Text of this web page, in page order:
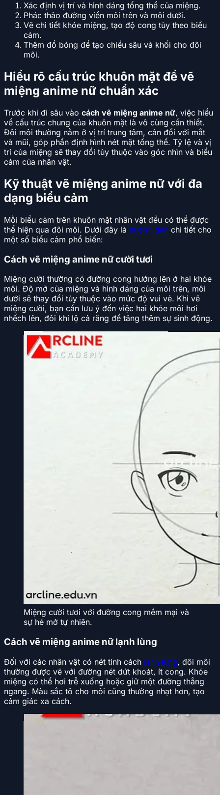
Xác định vị trí và hình dáng tổng thể của miệng.
Phác thảo đường viền môi trên và môi dưới.
Vẽ chi tiết khóe miệng, tạo độ cong tùy theo biểu
cảm.
Thêm đổ bóng để tạo chiều sâu và khối cho đôi
môi.
Hiểu rõ cấu trúc khuôn mặt để vẽ
miệng anime nữ chuẩn xác
Trước khi đi sâu vào cách vẽ miệng anime nữ, việc hiểu
về cấu trúc chung của khuôn mặt là vô cùng cần thiết.
Đôi môi thường nằm ở vị trí trung tâm, cân đối với mắt
và mũi, góp phần định hình nét mặt tổng thể. Tỷ lệ và vị
trí của miệng sẽ thay đổi tùy thuộc vào góc nhìn và biểu
cảm của nhân vật.
Kỹ thuật vẽ miệng anime nữ với đa
dạng biểu cảm
Mỗi biểu cảm trên khuôn mặt nhân vật đều có thể được
thể hiện qua đôi môi. Dưới đây là hướng dẫn chi tiết cho
một số biểu cảm phổ biến:
Cách vẽ miệng anime nữ cười tươi
Miệng cười thường có đường cong hướng lên ở hai khóe
môi. Độ mở của miệng và hình dáng của môi trên, môi
dưới sẽ thay đổi tùy thuộc vào mức độ vui vẻ. Khi vẽ
miệng cười, bạn cần lưu ý đến việc hai khóe môi hơi
nhếch lên, đôi khi lộ cả răng để tăng thêm sự sinh động.
Miệng cười tươi với đường cong mềm mại và
sự hé mở tự nhiên.
Cách vẽ miệng anime nữ lạnh lùng
Đối với các nhân vật có nét tính cách lạnh lùng, đôi môi
thường được vẽ với đường nét dứt khoát, ít cong. Khóe
miệng có thể hơi trễ xuống hoặc giữ một đường thẳng
ngang. Màu sắc tô cho môi cũng thường nhạt hơn, tạo
cảm giác xa cách.